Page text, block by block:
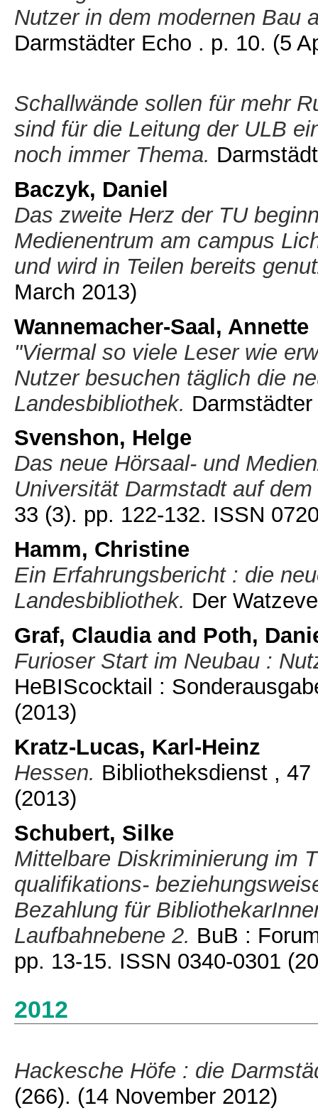
Nutzer in dem modernen Bau
Darmstädter Echo . p. 10. (5
Schallwände sollen für mehr
sind für die Leitung der ULB
noch immer Thema.
Baczyk, Daniel
Das zweite Herz der TU
Medienentrum am campus
und wird in Teilen bereits
March 2013)
Wannemacher-Saal, Annette
"Viermal so viele Leser wie
Nutzer besuchen täglich die
Landesbibliothek.
Svenshon, Helge
Das neue Hörsaal- und
Universität Darmstadt auf
33 (3). pp. 122-132. ISSN
Hamm, Christine
Ein Erfahrungsbericht : die
Landesbibliothek. Der
Graf, Claudiaand Poth,
Furioser Start im Neubau :
HeBIScocktail :
(2013)
Kratz-Lucas, Karl-Heinz
Hessen. Bibliotheksdienst ,
(2013)
Schubert, Silke
Mittelbare Diskriminierung im
qualifikations-
Bezahlung für
Laufbahnebene 2. BuB :
pp. 13-15. ISSN 0340-0301
2012
Hackesche Höfe : die
(266). (14 November 2012)